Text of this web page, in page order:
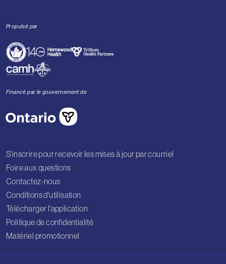
Propulsé par
Financé par le gouvernement de
S'inscrire pour recevoir les mises à jour par courriel
Foire aux questions
Contactez-nous
Conditions d'utilisation
Télécharger l'application
Politique de confidentialité
Matériel promotionnel